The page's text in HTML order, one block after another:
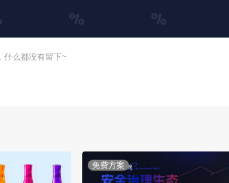
什么都没有留下~
免费方案